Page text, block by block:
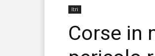
Itri
Corse in